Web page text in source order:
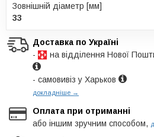
Зовнішній діаметр [мм]
33
Доставка по Україні
-
на відділення Нової
- самовивіз у Харьков
докладніше →
Оплата при отриманні
або іншим зручним способом,